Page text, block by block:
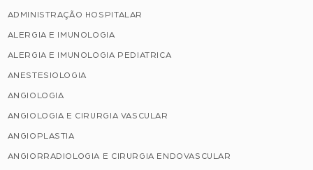
ADMINISTRAÇÃO HOSPITALAR
ALERGIA E IMUNOLOGIA
ALERGIA E IMUNOLOGIA PEDIATRICA
ANESTESIOLOGIA
ANGIOLOGIA
ANGIOLOGIA E CIRURGIA VASCULAR
ANGIOPLASTIA
ANGIORRADIOLOGIA E CIRURGIA ENDOVASCULAR